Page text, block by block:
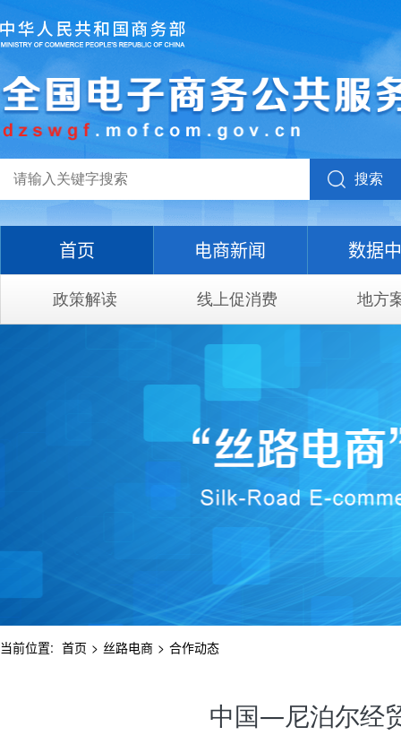
搜索
首页 电商新闻 数据
政策解读 线上促消费 地方
当前位置: 首页 > 丝路电商 > 合作动态
中国—尼泊尔经